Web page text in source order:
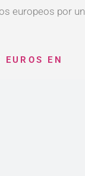
europeos por un
EN